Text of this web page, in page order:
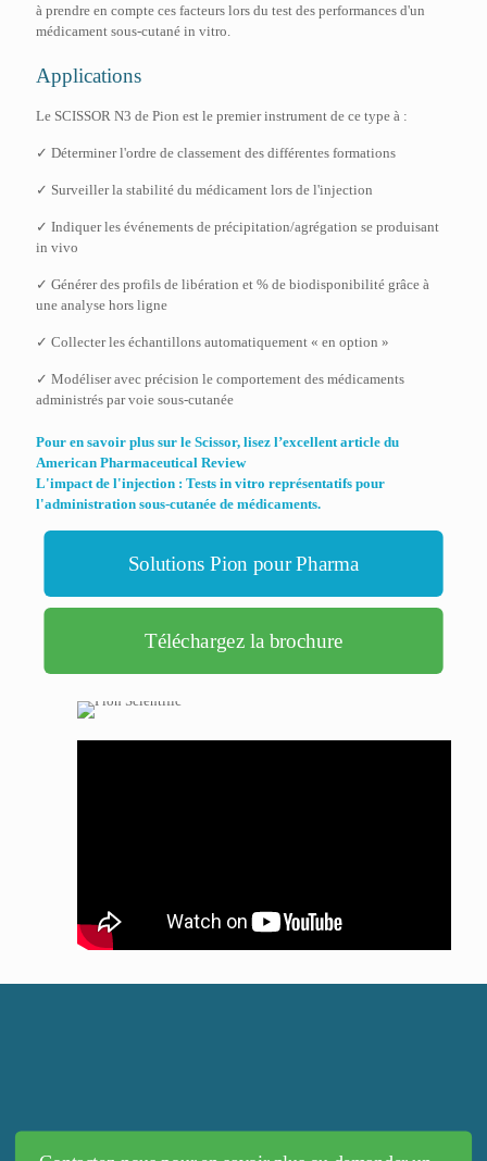
à prendre en compte ces facteurs lors du test des performances d'un
médicament sous-cutané in vitro.
Applications
Le SCISSOR N3 de Pion est le premier instrument de ce type à :
✓ Déterminer l'ordre de classement des différentes formations
✓ Surveiller la stabilité du médicament lors de l'injection
✓ Indiquer les événements de précipitation/agrégation se produisant
in vivo
✓ Générer des profils de libération et % de biodisponibilité grâce à
une analyse hors ligne
✓ Collecter les échantillons automatiquement « en option »
✓ Modéliser avec précision le comportement des médicaments
administrés par voie sous-cutanée
Pour en savoir plus sur le Scissor, lisez l’excellent article du
American Pharmaceutical Review
L'impact de l'injection : Tests in vitro représentatifs pour
l'administration sous-cutanée de médicaments.
Solutions Pion pour Pharma
Téléchargez la brochure